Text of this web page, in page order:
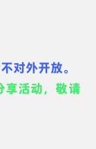
对外开放。
享活动，敬请